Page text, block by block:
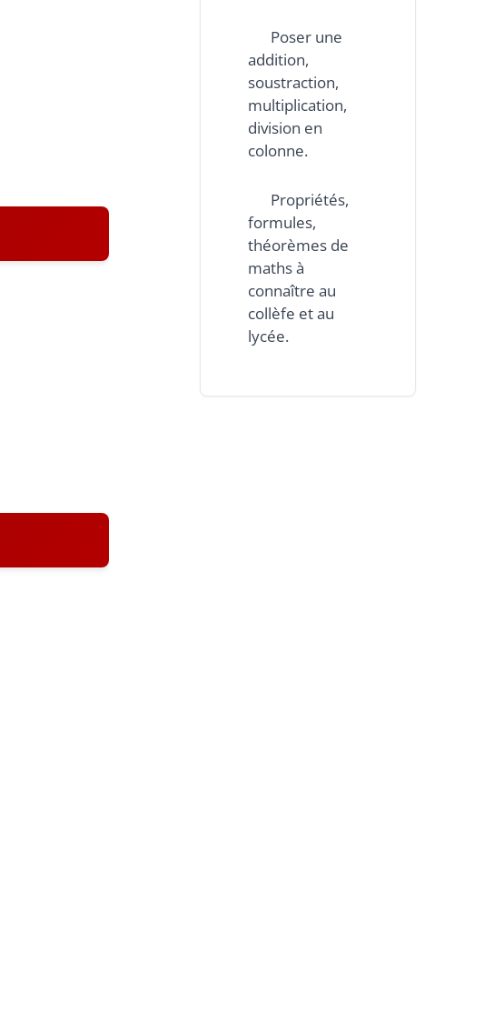
Poser une
addition,
soustraction,
multiplication,
division en
colonne.
Propriétés,
formules,
théorèmes de
maths à
connaître au
collèfe et au
lycée.